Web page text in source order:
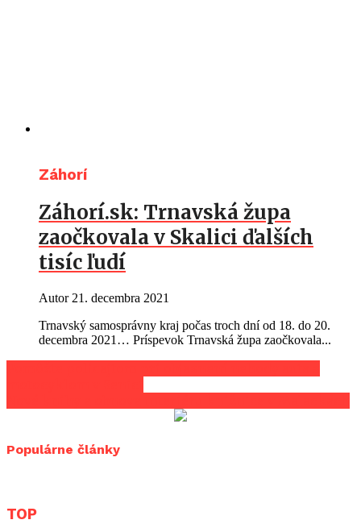
Záhorí
Záhorí.sk: Trnavská župa
zaočkovala v Skalici ďalších
tisíc ľudí
Autor 21. decembra 2021
Trnavský samosprávny kraj počas troch dní od 18. do 20.
decembra 2021… Príspevok Trnavská župa zaočkovala...
Populárne články
TOP